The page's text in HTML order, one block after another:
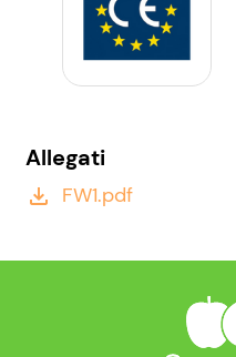
Allegati
file_download FW1.pdf